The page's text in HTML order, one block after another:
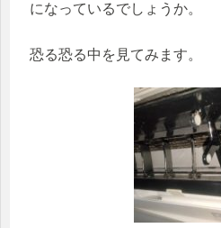
になっているでしょうか。
恐る恐る中を見てみます。